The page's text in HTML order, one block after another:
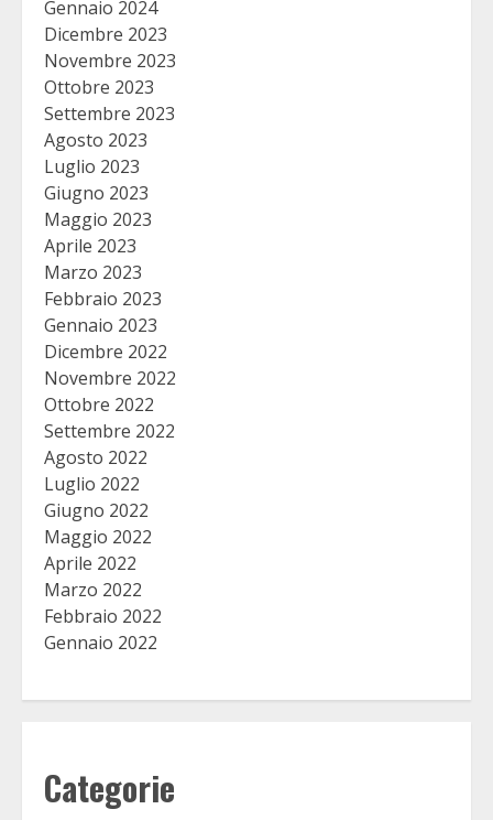
Gennaio 2024
Dicembre 2023
Novembre 2023
Ottobre 2023
Settembre 2023
Agosto 2023
Luglio 2023
Giugno 2023
Maggio 2023
Aprile 2023
Marzo 2023
Febbraio 2023
Gennaio 2023
Dicembre 2022
Novembre 2022
Ottobre 2022
Settembre 2022
Agosto 2022
Luglio 2022
Giugno 2022
Maggio 2022
Aprile 2022
Marzo 2022
Febbraio 2022
Gennaio 2022
Categorie